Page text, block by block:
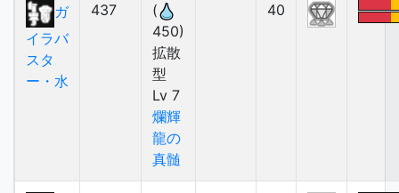
ガ
イラバ
スタ
ー・水
437
(
450)
拡散
型
Lv 7
爛輝
龍の
真髄
40